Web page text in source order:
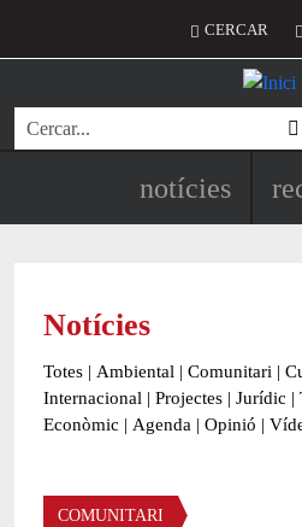
Menú del
CERCAR
Cerca
Navegació
notícies
Notícies
Totes | Ambiental | Comunitari |
Internacional | Projectes | Jurídic |
Econòmic | Agenda | Opinió |
Àmbit de la notícia
COMUNITARI